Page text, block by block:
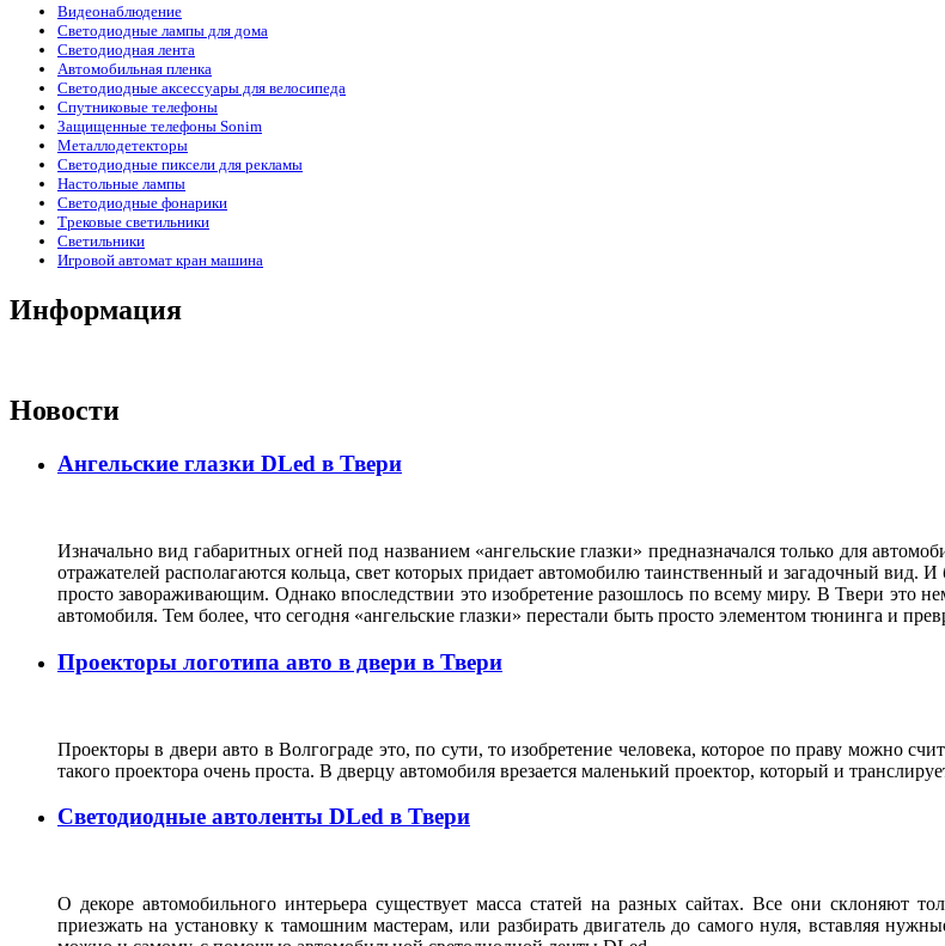
Видеонаблюдение
Светодиодные лампы для дома
Светодиодная лента
Автомобильная пленка
Светодиодные аксессуары для велосипеда
Спутниковые телефоны
Защищенные телефоны Sonim
Металлодетекторы
Светодиодные пиксели для рекламы
Настольные лампы
Светодиодные фонарики
Трековые светильники
Светильники
Игровой автомат кран машина
Информация
Новости
Ангельские глазки DLed в Твери
Изначально вид габаритных огней под названием «ангельские глазки» предназначался только для
отражателей располагаются кольца, свет которых придает автомобилю таинственный и загадочный
просто завораживающим. Однако впоследствии это изобретение разошлось по всему миру. В Твери это
автомобиля. Тем более, что сегодня «ангельские глазки» перестали быть просто элементом тюнинга и
Проекторы логотипа авто в двери в Твери
Проекторы в двери авто в Волгограде это, по сути, то изобретение человека, которое по праву можно
такого проектора очень проста. В дверцу автомобиля врезается маленький проектор, который и
Светодиодные автоленты DLed в Твери
О декоре автомобильного интерьера существует масса статей на разных сайтах. Все они склоняют
приезжать на установку к тамошним мастерам, или разбирать двигатель до самого нуля, вставляя